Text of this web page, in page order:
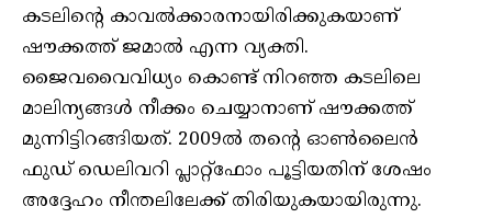
കടലിന്റെ കാവൽക്കാരനായിരിക്കുകയാണ്
ഷൗക്കത്ത് ജമാൽ എന്ന വ്യക്തി.
ജൈവവൈവിധ്യം കൊണ്ട് നിറഞ്ഞ കടലിലെ
മാലിന്യങ്ങൾ നീക്കം ചെയ്യാനാണ് ഷൗക്കത്ത്
മുന്നിട്ടിറങ്ങിയത്. 2009ൽ തന്റെ ഓൺലൈൻ
ഫുഡ് ഡെലിവറി പ്ലാറ്റ്‌ഫോം പൂട്ടിയതിന് ശേഷം
അദ്ദേഹം നീന്തലിലേക്ക് തിരിയുകയായിരുന്നു.